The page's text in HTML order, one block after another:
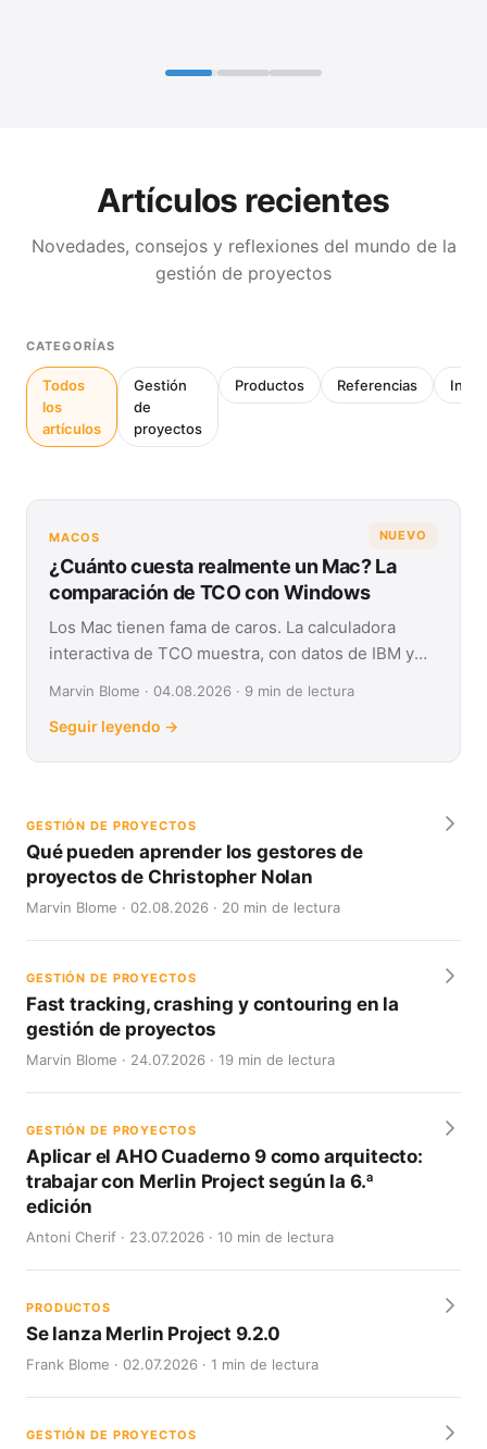
Artículos recientes
Novedades, consejos y reflexiones del mundo de la
gestión de proyectos
CATEGORÍAS
Todos
los
artículos
Gestión
de
proyectos
Productos Referencias
NUEVO
MACOS
¿Cuánto cuesta realmente un Mac? La
comparación de TCO con Windows
Los Mac tienen fama de caros. La calculadora
interactiva de TCO muestra, con datos de IBM y
Marvin Blome · 04.08.2026 · 9 min de lectura
Seguir leyendo →
GESTIÓN DE PROYECTOS
Qué pueden aprender los gestores de
proyectos de Christopher Nolan
Marvin Blome · 02.08.2026 · 20 min de lectura
GESTIÓN DE PROYECTOS
Fast tracking, crashing y contouring en la
gestión de proyectos
Marvin Blome · 24.07.2026 · 19 min de lectura
GESTIÓN DE PROYECTOS
Aplicar el AHO Cuaderno 9 como arquitecto:
trabajar con Merlin Project según la 6.ª
edición
Antoni Cherif · 23.07.2026 · 10 min de lectura
PRODUCTOS
Se lanza Merlin Project 9.2.0
Frank Blome · 02.07.2026 · 1 min de lectura
GESTIÓN DE PROYECTOS